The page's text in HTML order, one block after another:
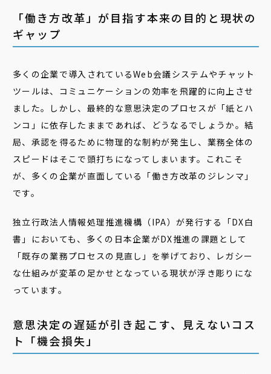
「働き方改革」が目指す本来の目的と現状の
ギャップ
多くの企業で導入されているWeb会議システムやチャット
ツールは、コミュニケーションの効率を飛躍的に向上させ
ました。しかし、最終的な意思決定のプロセスが「紙とハ
ンコ」に依存したままであれば、どうなるでしょうか。結
局、承認を得るために物理的な制約が発生し、業務全体の
スピードはそこで頭打ちになってしまいます。これこそ
が、多くの企業が直面している「働き方改革のジレンマ」
です。
独立行政法人情報処理推進機構（IPA）が発行する「DX白
書」においても、多くの日本企業がDX推進の課題として
「既存の業務プロセスの見直し」を挙げており、レガシー
な仕組みが変革の足かせとなっている現状が浮き彫りにな
っています。
意思決定の遅延が引き起こす、見えないコス
ト「機会損失」